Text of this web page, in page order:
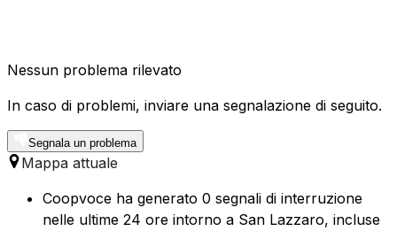
Nessun problema rilevato
In caso di problemi, inviare una segnalazione di seguito.
Segnala un problema
Mappa attuale
Coopvoce ha generato 0 segnali di interruzione
nelle ultime 24 ore intorno a San Lazzaro, incluse